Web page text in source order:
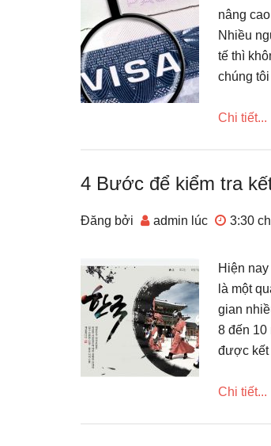
nâng
Nhiều
tế thì
chúng
Chi tiết...
4 Bước để kiểm tra
Đăng bởi admin lúc 3:30
Hiện
là một
gian
8 đến 10
được kết
Chi tiết...